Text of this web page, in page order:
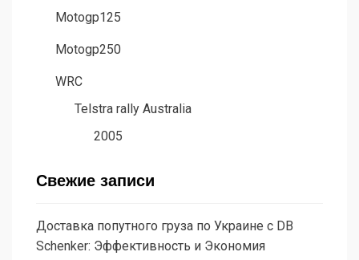
Motogp125
Motogp250
WRC
Telstra rally Australia
2005
Свежие записи
Доставка попутного груза по Украине с DB
Schenker: Эффективность и Экономия